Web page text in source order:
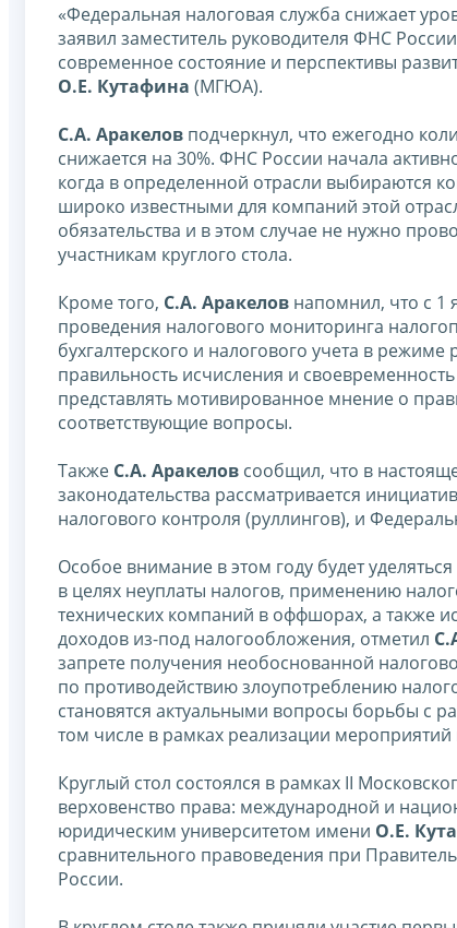
«Федеральная налоговая служба снижает
заявил заместитель руководителя ФНС России
современное состояние и перспективы
О.Е. Кутафина (МГЮА).
С.А. Аракелов подчеркнул, что ежегодно
снижается на 30%. ФНС России начала
когда в определенной отрасли выбираются
широко известными для компаний этой
обязательства и в этом случае не нужно
участникам круглого стола.
Кроме того, С.А. Аракелов напомнил, что с 1
проведения налогового мониторинга
бухгалтерского и налогового учета в
правильность исчисления и
представлять мотивированное мнение о
соответствующие вопросы.
Также С.А. Аракелов сообщил, что в
законодательства рассматривается
налогового контроля (руллингов), и
Особое внимание в этом году будет
в целях неуплаты налогов, применению
технических компаний в оффшорах, а также
доходов из-под налогообложения, отметил
запрете получения необоснованной
по противодействию злоупотреблению
становятся актуальными вопросы борьбы с
том числе в рамках реализации мероприятий
Круглый стол состоялся в рамках II
верховенство права: международной и
юридическим университетом имени О.Е.
сравнительного правоведения при
России.